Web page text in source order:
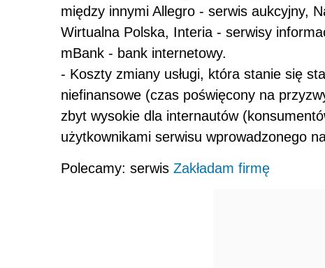
między innymi Allegro - serwis aukcyjny,
Wirtualna Polska, Interia - serwisy
mBank - bank internetowy.
- Koszty zmiany usługi, która stanie się
niefinansowe (czas poświęcony na
zbyt wysokie dla internautów
użytkownikami serwisu wprowadzonego
Polecamy: serwis Zakładam firmę